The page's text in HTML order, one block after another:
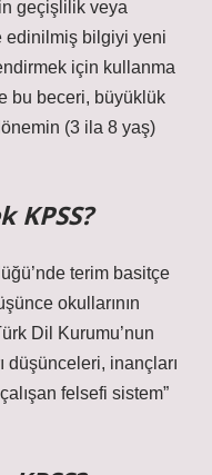
geçişlilik veya
edinilmiş bilgiyi yeni
için kullanma
bu beceri, büyüklük
(3 ila 8 yaş)
KPSS?
terim basitçe
okullarının
Dil Kurumu’nun
düşünceleri, inançları
felsefi sistem”